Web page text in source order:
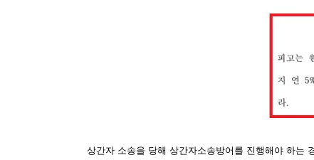
상간자 소송을 당해 상간자소송방어를 진행해야 하는